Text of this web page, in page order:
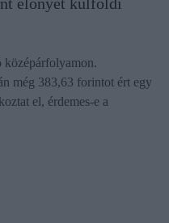
előnyét külföldi
még 383,63 forintot ért egy
el, érdemes-e a